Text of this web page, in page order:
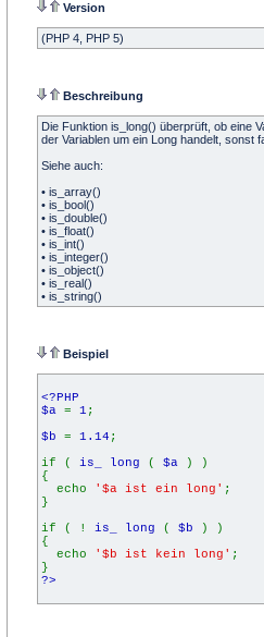
Version
(PHP 4, PHP 5)
Beschreibung
Die Funktion is_long() überprüft, ob eine
der Variablen um ein Long handelt, sonst
Siehe auch:
• is_array()
• is_bool()
• is_double()
• is_float()
• is_int()
• is_integer()
• is_object()
• is_real()
• is_string()
Beispiel
<?PHP
$a = 1 ;
$b = 1.14 ;
if ( is_ long ( $a
) )
{
echo
'$a ist ein long' ;
}
if ( ! is_ long ( $b
) )
{
echo
'$b ist kein long' ;
}
?>